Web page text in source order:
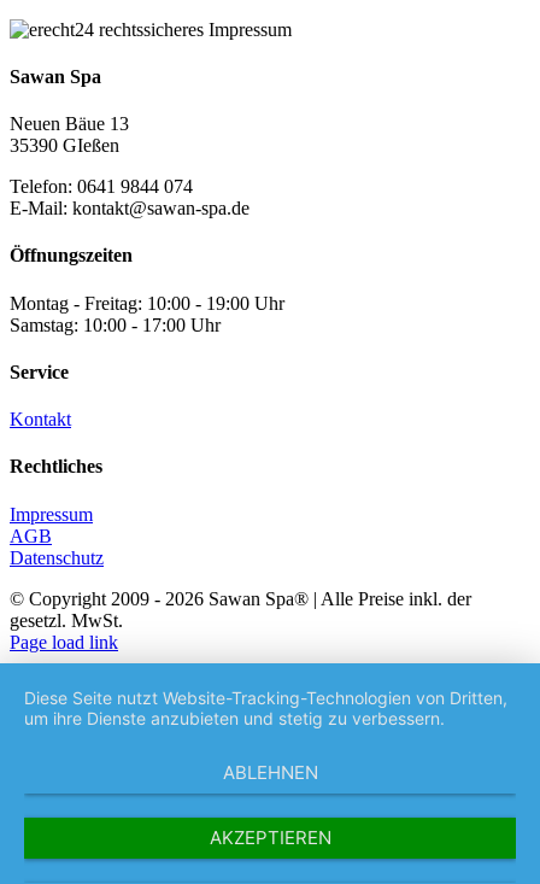
Sawan Spa
Neuen Bäue 13
35390 GIeßen
Telefon: 0641 9844 074
E-Mail: kontakt@sawan-spa.de
Öffnungszeiten
Montag - Freitag: 10:00 - 19:00 Uhr
Samstag: 10:00 - 17:00 Uhr
Service
Kontakt
Rechtliches
Impressum
AGB
Datenschutz
© Copyright 2009 - 2026 Sawan Spa® | Alle Preise inkl. der
gesetzl. MwSt.
Facebook
Instagram
Page load link
Diese Seite nutzt Website-Tracking-Technologien von Dritten,
um ihre Dienste anzubieten und stetig zu verbessern.
ABLEHNEN
AKZEPTIEREN
Nach